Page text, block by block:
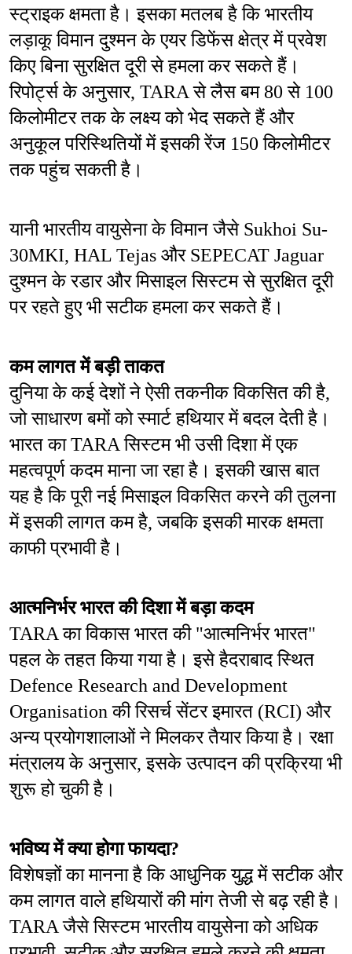
स्ट्राइक क्षमता है। इसका मतलब है कि भारतीय
लड़ाकू विमान दुश्मन के एयर डिफेंस क्षेत्र में प्रवेश
किए बिना सुरक्षित दूरी से हमला कर सकते हैं।
रिपोर्ट्स के अनुसार, TARA से लैस बम 80 से 100
किलोमीटर तक के लक्ष्य को भेद सकते हैं और
अनुकूल परिस्थितियों में इसकी रेंज 150 किलोमीटर
तक पहुंच सकती है।
यानी भारतीय वायुसेना के विमान जैसे Sukhoi Su-
30MKI, HAL Tejas और SEPECAT Jaguar
दुश्मन के रडार और मिसाइल सिस्टम से सुरक्षित दूरी
पर रहते हुए भी सटीक हमला कर सकते हैं।
कम लागत में बड़ी ताकत
दुनिया के कई देशों ने ऐसी तकनीक विकसित की है,
जो साधारण बमों को स्मार्ट हथियार में बदल देती है।
भारत का TARA सिस्टम भी उसी दिशा में एक
महत्वपूर्ण कदम माना जा रहा है। इसकी खास बात
यह है कि पूरी नई मिसाइल विकसित करने की तुलना
में इसकी लागत कम है, जबकि इसकी मारक क्षमता
काफी प्रभावी है।
आत्मनिर्भर भारत की दिशा में बड़ा कदम
TARA का विकास भारत की "आत्मनिर्भर भारत"
पहल के तहत किया गया है। इसे हैदराबाद स्थित
Defence Research and Development
Organisation की रिसर्च सेंटर इमारत (RCI) और
अन्य प्रयोगशालाओं ने मिलकर तैयार किया है। रक्षा
मंत्रालय के अनुसार, इसके उत्पादन की प्रक्रिया भी
शुरू हो चुकी है।
भविष्य में क्या होगा फायदा?
विशेषज्ञों का मानना है कि आधुनिक युद्ध में सटीक और
कम लागत वाले हथियारों की मांग तेजी से बढ़ रही है।
TARA जैसे सिस्टम भारतीय वायुसेना को अधिक